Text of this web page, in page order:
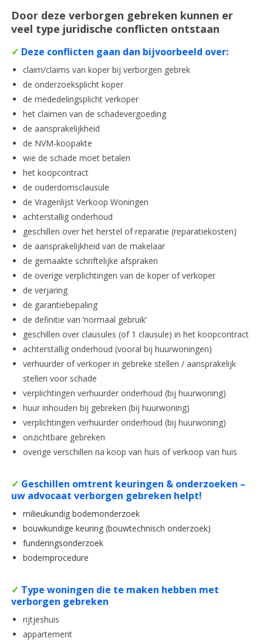
Door deze verborgen gebreken kunnen er
veel type juridische conflicten ontstaan
✓ Deze conflicten gaan dan bijvoorbeeld over:
claim/claims van koper bij verborgen gebrek
de onderzoeksplicht koper
de mededelingsplicht verkoper
het claimen van de schadevergoeding
de aansprakelijkheid
de NVM-koopakte
wie de schade moet betalen
het koopcontract
de ouderdomsclausule
de Vragenlijst Verkoop Woningen
achterstallig onderhoud
geschillen over het herstel of reparatie (reparatiekosten)
de aansprakelijkheid van de makelaar
de gemaakte schriftelijke afspraken
de overige verplichtingen van de koper of verkoper
de verjaring
de garantiebepaling
de definitie van ‘normaal gebruik’
geschillen over clausules (of 1 clausule) in het koopcontract
achterstallig onderhoud (vooral bij huurwoningen)
verhuurder of verkoper in gebreke stellen / aansprakelijk
stellen voor schade
verplichtingen verhuurder onderhoud (bij huurwoning)
huur inhouden bij gebreken (bij huurwoning)
verplichtingen verhuurder onderhoud (bij huurwoning)
onzichtbare gebreken
overige verschillen na koop van huis of verkoop van huis
✓ Geschillen omtrent keuringen & onderzoeken –
uw advocaat verborgen gebreken helpt!
milieukundig bodemonderzoek
bouwkundige keuring (bouwtechnisch onderzoek)
funderingsonderzoek
bodemprocedure
✓ Type woningen die te maken hebben met
verborgen gebreken
rijtjeshuis
appartement